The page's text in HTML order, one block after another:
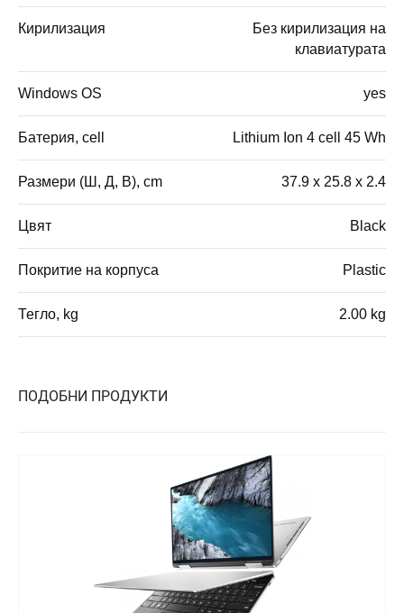
Кирилизация
Без кирилизация на
клавиатурата
Windows OS yes
Батерия, cell Lithium Ion 4 cell 45 Wh
Размери (Ш, Д, В), cm 37.9 x 25.8 x 2.4
Цвят Black
Покритие на корпуса Plastic
Тегло, kg 2.00 kg
ПОДОБНИ ПРОДУКТИ